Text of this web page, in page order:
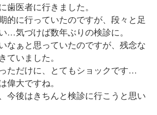
歯医者に行きました。
的に行っていたのですが、段々と足
…気づけば数年ぶりの検診に。
なぁと思っていたのですが、残念な
ていました。
ただけに、とてもショックです…
偉大ですね。
今後はきちんと検診に行こうと思い